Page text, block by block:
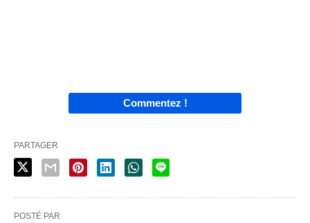
Commentez !
PARTAGER
POSTÉ PAR